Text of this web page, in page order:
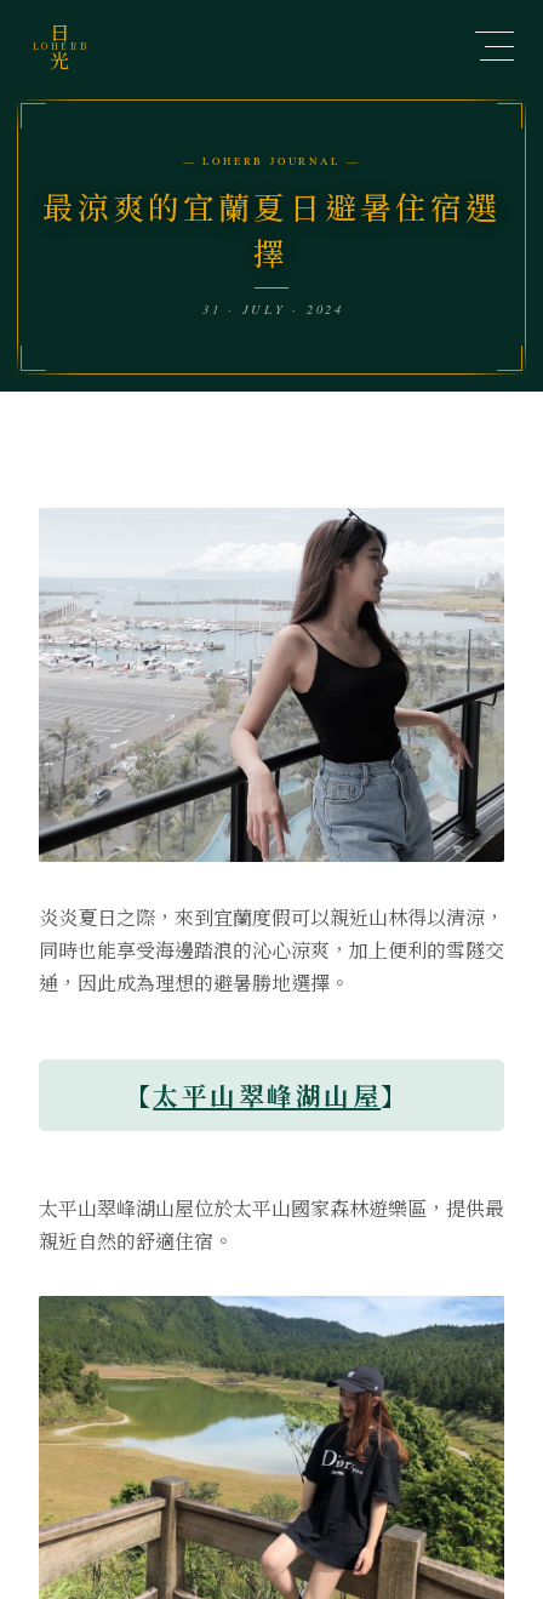
日
LOHERB
光
— LOHERB JOURNAL —
最涼爽的宜蘭夏日避暑住宿選
擇
31 · JULY · 2024
炎炎夏日之際，來到宜蘭度假可以親近山林得以清涼，
同時也能享受海邊踏浪的沁心涼爽，加上便利的雪隧交
通，因此成為理想的避暑勝地選擇。
【太平山翠峰湖山屋】
太平山翠峰湖山屋位於太平山國家森林遊樂區，提供最
親近自然的舒適住宿。